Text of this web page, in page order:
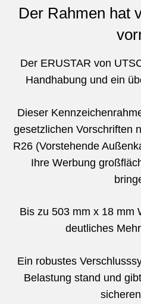
Der Rahmen hat
Der ERUSTAR von
Handhabung und ein
Dieser
gesetzlichen Vorschriften
R26 (Vorstehende
Ihre Werbung
Bis zu 503 mm x 18 mm
deutliches
Ein robustes
Belastung stand und